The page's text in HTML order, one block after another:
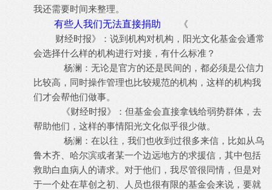
我还需要时间来整理。
有些人我们无法直接捐助 《
财经时报》：说到机构对机构，阳光文化基金会通常
会选择什么样的机构进行对接，有什么标准？
杨澜：无论是官方的还是民间的，都必须是公信力
比较高，同时操作管理也比较规范的机构，这样的机构我
们才会帮他们做事。
《财经时报》：但基金会直接拿钱给弱势群体，去
帮助他们，这样的事情阳光文化似乎很少做。
杨澜：在以往，我们也收到过很多来信，比如从乌
鲁木齐、哈尔滨或者某一个边远地方的求援信，其中包括
救助白血病人的请求。对于他们，我尽管很同情，但是对
于一个处在草创之初、人员也很有限的基金会来说，要就